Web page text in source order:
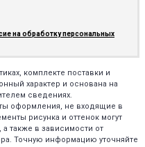
на обработку персональных
комплекте поставки и
характер и основана на
сведениях.
оформления, не входящие в
рисунка и оттенок могут
а также в зависимости от
Точную информацию уточняйте